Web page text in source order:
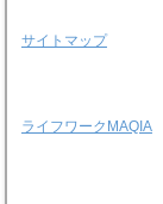
サイトマップ
ライフワークMAQIA